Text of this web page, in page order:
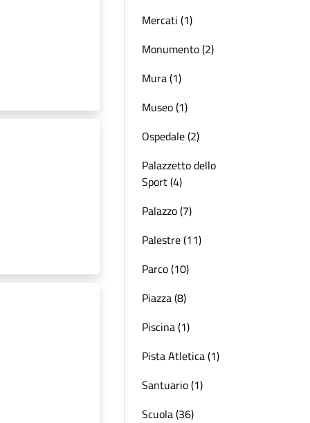
Mercati (1)
Monumento (2)
Mura (1)
Museo (1)
Ospedale (2)
Palazzetto dello
Sport (4)
Palazzo (7)
Palestre (11)
Parco (10)
Piazza (8)
Piscina (1)
Pista Atletica (1)
Santuario (1)
Scuola (36)